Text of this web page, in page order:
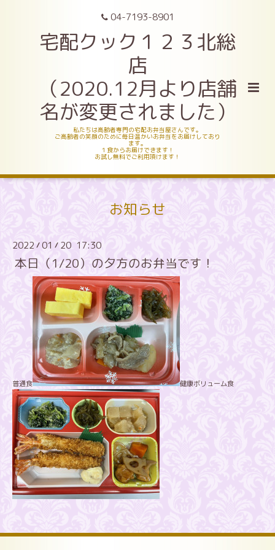
04-7193-8901
宅配クック１２３北総
店
（2020.12月より店舗
名が変更されました）
私たちは高齢者専門の宅配お弁当屋さんです。
ご高齢者の笑顔のために毎日温かいお弁当をお届けしており
ます。
１食からお届けできます！
お試し無料でご利用頂けます！
お知らせ
2022 /01 / 20 17:30
本日（1/20）の夕方のお弁当です！
普通食 健康ボリューム食